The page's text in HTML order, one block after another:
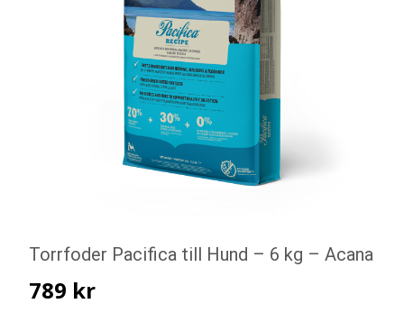
Torrfoder Pacifica till Hund – 6 kg – Acana
789 kr